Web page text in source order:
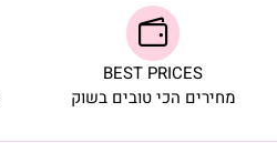
BEST PRICES
מחירים הכי טובים בשוק